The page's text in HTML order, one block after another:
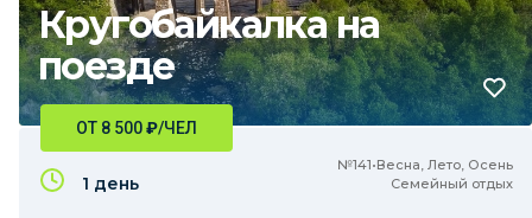
Кругобайкалка на
поезде
№141•Весна, Лето, Осень
Семейный отдых
ОТ 8 500₽/ЧЕЛ
1 день